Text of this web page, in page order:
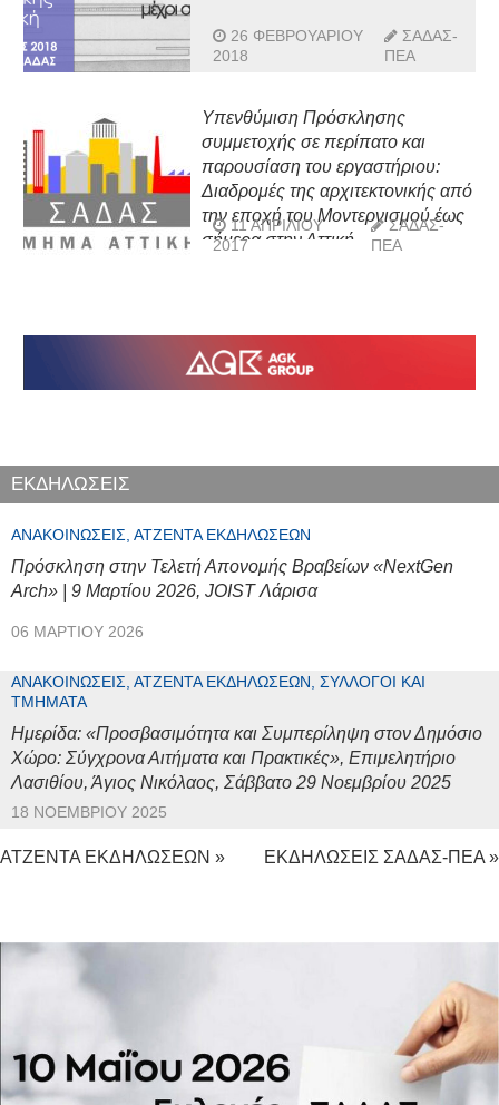
26 ΦΕΒΡΟΥΑΡΊΟΥ
2018
ΣΑΔΑΣ-
ΠΕΑ
Υπενθύμιση Πρόσκλησης
συμμετοχής σε περίπατο και
παρουσίαση του εργαστήριου:
Διαδρομές της αρχιτεκτονικής από
την εποχή του Μοντερνισμού έως
σήμερα στην Αττική
11 ΑΠΡΙΛΊΟΥ
2017
ΣΑΔΑΣ-
ΠΕΑ
ΕΚΔΗΛΩΣΕΙΣ
ΑΝΑΚΟΙΝΏΣΕΙΣ, ΑΤΖΈΝΤΑ ΕΚΔΗΛΏΣΕΩΝ
Πρόσκληση στην Τελετή Απονομής Βραβείων «NextGen
Arch» | 9 Μαρτίου 2026, JOIST Λάρισα
06 ΜΑΡΤΊΟΥ 2026
ΑΝΑΚΟΙΝΏΣΕΙΣ, ΑΤΖΈΝΤΑ ΕΚΔΗΛΏΣΕΩΝ, ΣΎΛΛΟΓΟΙ ΚΑΙ
ΤΜΉΜΑΤΑ
Ημερίδα: «Προσβασιμότητα και Συμπερίληψη στον Δημόσιο
Χώρο: Σύγχρονα Αιτήματα και Πρακτικές», Επιμελητήριο
Λασιθίου, Άγιος Νικόλαος, Σάββατο 29 Νοεμβρίου 2025
18 ΝΟΕΜΒΡΊΟΥ 2025
ΑΤΖΕΝΤΑ ΕΚΔΗΛΩΣΕΩΝ » ΕΚΔΗΛΩΣΕΙΣ ΣΑΔΑΣ-ΠΕΑ »